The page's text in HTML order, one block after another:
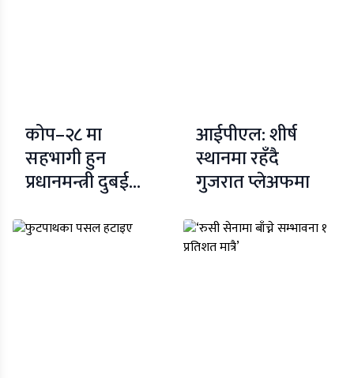
कोप–२८ मा
सहभागी हुन
प्रधानमन्त्री दुबई
आईपीएल: शीर्ष
स्थानमा रहँदै
गुजरात प्लेअफमा